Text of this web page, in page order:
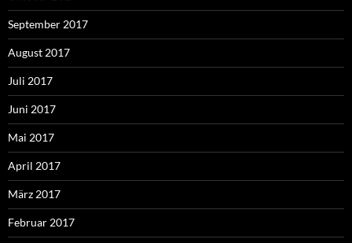
September 2017
August 2017
Juli 2017
Juni 2017
Mai 2017
April 2017
März 2017
Februar 2017